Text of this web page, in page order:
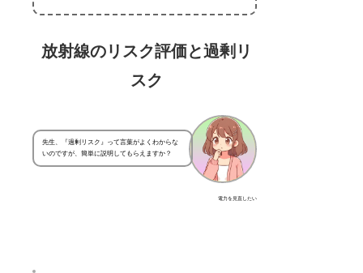
放射線のリスク評価と過剰リ
スク
電力を見直したい
先生、『過剰リスク』って言葉がよくわからな
いのですが、簡単に説明してもらえますか？